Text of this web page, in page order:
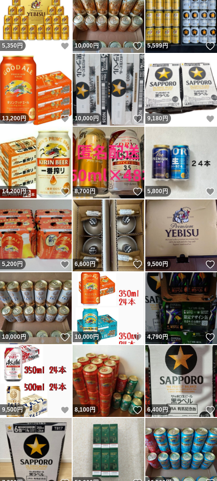
5,350 円 いいね！
10,000円 いいね！
5,599円
13,200円 いいね！
10,000円 いいね！
9,180 円
14,200円 いいね！
8,700円 いいね！
5,800円
5,200円 いいね！
6,600円 いいね！
9,500円
10,000円 いいね！
10,000円 いいね！
4,790円
9,500円 いいね！
8,100円 いいね！
6,400円